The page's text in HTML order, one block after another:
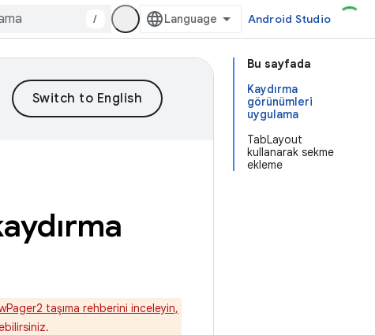
/ Android Studio
Bu sayfada
Kaydırma
görünümleri
uygulama
TabLayout
kullanarak sekme
ekleme
taşıma rehberini inceleyin,